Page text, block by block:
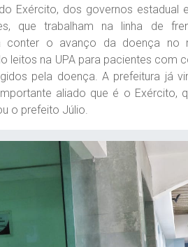
do Exército, dos governos
que trabalham na linha de
conter o avanço da doença no
leitos na UPA para pacientes com
pela doença. A prefeitura já
aliado que é o Exército,
o prefeito Júlio.